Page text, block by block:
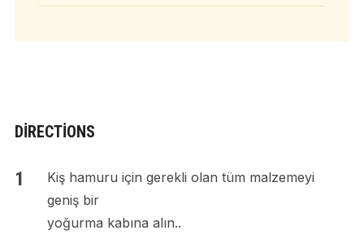
DIRECTIONS
Kiş hamuru için gerekli olan tüm malzemeyi
geniş bir
yoğurma kabına alın..